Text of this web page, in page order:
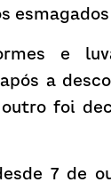
e
a
foi
7 de